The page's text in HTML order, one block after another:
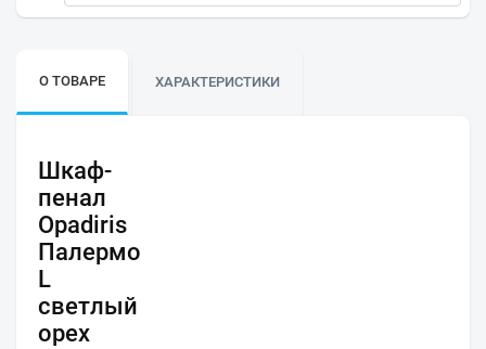
О ТОВАРЕ ХАРАКТЕРИСТИКИ
Шкаф-
пенал
Opadiris
Палермо
L
светлый
орех